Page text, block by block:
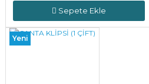
Sepete Ekle
Yeni